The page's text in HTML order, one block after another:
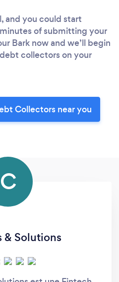
and you could start
of submitting your
Bark now and we’ll begin
collectors on your
Collectors near you
C
& Solutions